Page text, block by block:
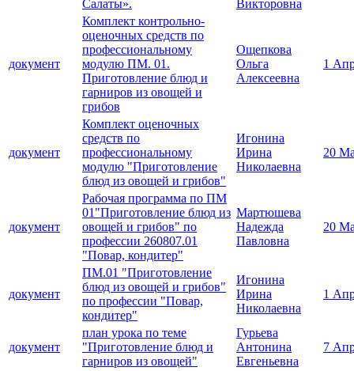
Салаты». Викторовна
документ
Комплект контрольно-
оценочных средств по
профессиональному
модулю ПМ. 01.
Приготовление блюд и
гарниров из овощей и
грибов
Ощепкова
Ольга
Алексеевна
1
документ
Комплект оценочных
средств по
профессиональному
модулю "Приготовление
блюд из овощей и грибов"
Игонина
Ирина
Николаевна
20
документ
Рабочая программа по ПМ
01"Приготовление блюд из
овощей и грибов" по
профессии 260807.01
"Повар, кондитер"
Мартюшева
Надежда
Павловна
20
документ
ПМ.01 "Приготовление
блюд из овощей и грибов"
по профессии "Повар,
кондитер"
Игонина
Ирина
Николаевна
1
документ
план урока по теме
"Приготовление блюд и
гарниров из овощей"
Гурьева
Антонина
Евгеньевна
7